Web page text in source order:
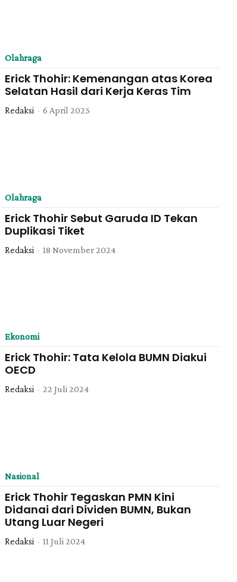
Olahraga
Erick Thohir: Kemenangan atas Korea
Selatan Hasil dari Kerja Keras Tim
Redaksi - 6 April 2025
Olahraga
Erick Thohir Sebut Garuda ID Tekan
Duplikasi Tiket
Redaksi - 18 November 2024
Ekonomi
Erick Thohir: Tata Kelola BUMN Diakui
OECD
Redaksi - 22 Juli 2024
Nasional
Erick Thohir Tegaskan PMN Kini
Didanai dari Dividen BUMN, Bukan
Utang Luar Negeri
Redaksi - 11 Juli 2024